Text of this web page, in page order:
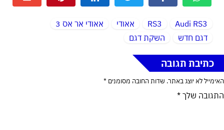
Audi RS3
RS3 אאודי
אאודי אר אס 3
דגם חדש
השקת דגם
כתיבת תגובה
האימייל לא יוצג באתר. שדות החובה מסומנים *
התגובה שלך *